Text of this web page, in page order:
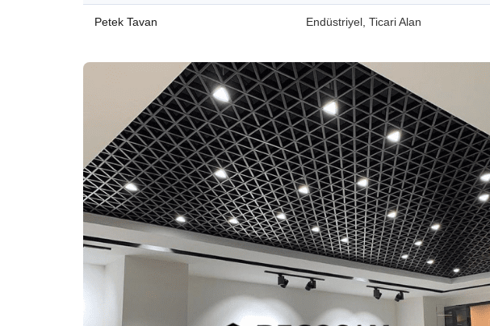
Petek Tavan Endüstriyel, Ticari Alan